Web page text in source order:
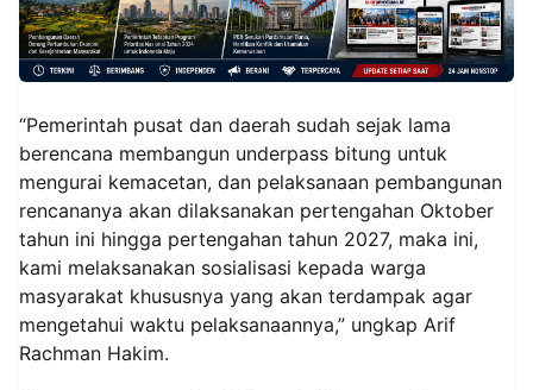
“Pemerintah pusat dan daerah sudah sejak lama
berencana membangun underpass bitung untuk
mengurai kemacetan, dan pelaksanaan pembangunan
rencananya akan dilaksanakan pertengahan Oktober
tahun ini hingga pertengahan tahun 2027, maka ini,
kami melaksanakan sosialisasi kepada warga
masyarakat khususnya yang akan terdampak agar
mengetahui waktu pelaksanaannya,” ungkap Arif
Rachman Hakim.